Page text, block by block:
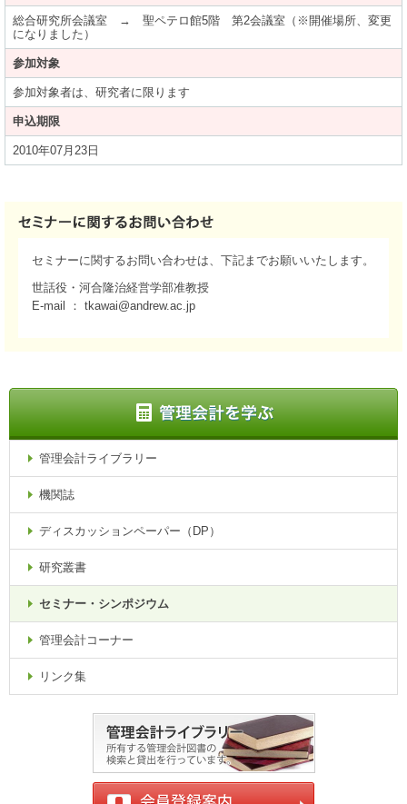
総合研究所会議室 → 聖ペテロ館5階 第2会議室（※開催場所、変更
になりました）
参加対象
参加対象者は、研究者に限ります
申込期限
2010年07月23日
セミナーに関するお問い合わせは、下記までお願いいたします。
世話役・河合隆治経営学部准教授
E-mail ： tkawai@andrew.ac.jp
管理会計ライブラリー
機関誌
ディスカッションペーパー（DP）
研究叢書
セミナー・シンポジウム
管理会計コーナー
リンク集